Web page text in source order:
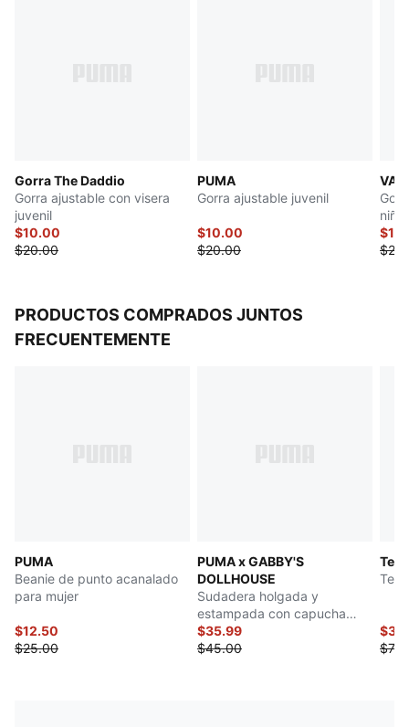
Gorra The Daddio
Gorra ajustable con visera
juvenil
$10.00
$20.00
PUMA
Gorra ajustable juvenil
$10.00
$20.00
PRODUCTOS COMPRADOS JUNTOS
FRECUENTEMENTE
PUMA
Beanie de punto acanalado
para mujer
$12.50
$25.00
PUMA x GABBY'S
DOLLHOUSE
Sudadera holgada y
estampada con capucha
para niños pequeños
$35.99
$45.00